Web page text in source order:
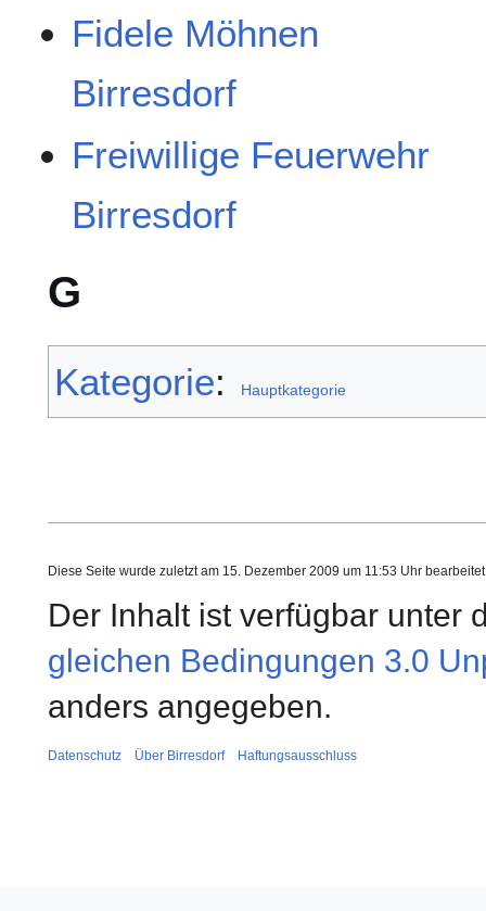
Fidele Möhnen
Birresdorf
Freiwillige Feuerwehr
Birresdorf
G
Kategorie: Hauptkategorie
Diese Seite wurde zuletzt am 15. Dezember 2009 um 11:53 Uhr
Der Inhalt ist verfügbar unter
gleichen Bedingungen 3.0
anders angegeben.
Datenschutz Über Birresdorf Haftungsausschluss